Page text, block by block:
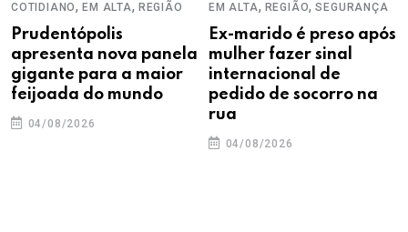
COTIDIANO,EM ALTA, REGIÃO
Prudentópolis
apresenta nova panela
gigante para a maior
feijoada do mundo
04/08/2026
EM ALTA, REGIÃO,SEGURANÇA
Ex-marido é preso após
mulher fazer sinal
internacional de
pedido de socorro na
rua
04/08/2026